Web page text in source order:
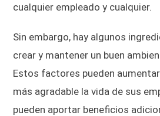
cualquier empleado y cualquier.
Sin embargo, hay algunos
crear y mantener un buen
Estos factores pueden
más agradable la vida de sus
pueden aportar beneficios